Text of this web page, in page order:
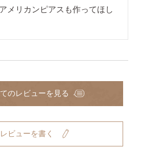
メリカンピアスも作ってほし
のレビューを見る
レビューを書く